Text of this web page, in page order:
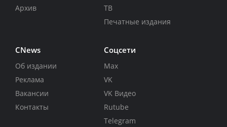
Архив
ТВ
Печатные издания
CNews
Об издании
Реклама
Вакансии
Контакты
Соцсети
Max
VK
VK Видео
Rutube
Telegram